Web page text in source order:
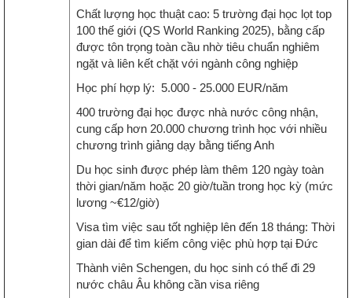
Chất lượng học thuật cao: 5 trường đại học lọt top
100 thế giới (QS World Ranking 2025), bằng cấp
được tôn trọng toàn cầu nhờ tiêu chuẩn nghiêm
ngặt và liên kết chặt với ngành công nghiệp
Học phí hợp lý: 5.000 - 25.000 EUR/năm
400 trường đại học được nhà nước công nhận,
cung cấp hơn 20.000 chương trình học với nhiều
chương trình giảng dạy bằng tiếng Anh
Du học sinh được phép làm thêm 120 ngày toàn
thời gian/năm hoặc 20 giờ/tuần trong học kỳ (mức
lương ~€12/giờ)
Visa tìm việc sau tốt nghiệp lên đến 18 tháng: Thời
gian dài để tìm kiếm công việc phù hợp tại Đức
Thành viên Schengen, du học sinh có thể đi 29
nước châu Âu không cần visa riêng